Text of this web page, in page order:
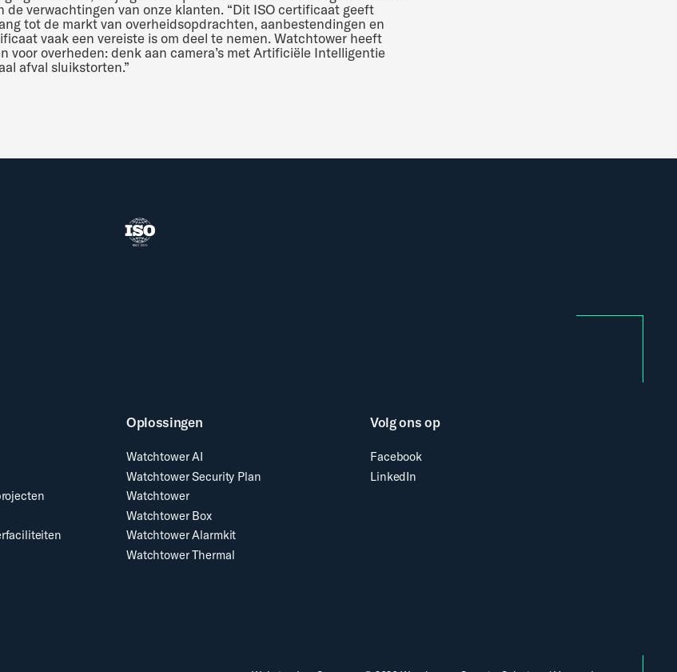
de verwachtingen van onze klanten. “Dit ISO certificaat geeft
tot de markt van overheidsopdrachten, aanbestendingen en
vaak een vereiste is om deel te nemen. Watchtower heeft
voor overheden: denk aan camera’s met Artificiële Intelligentie
afval sluikstorten.”
Oplossingen
Watchtower AI
Watchtower Security Plan
Watchtower
Watchtower Box
Watchtower Alarmkit
Watchtower Thermal
Volg ons op
Facebook
LinkedIn